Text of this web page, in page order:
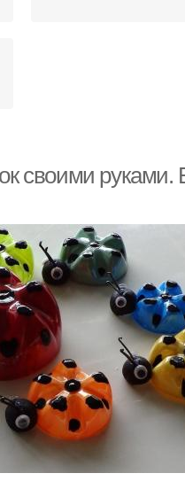
своими руками.